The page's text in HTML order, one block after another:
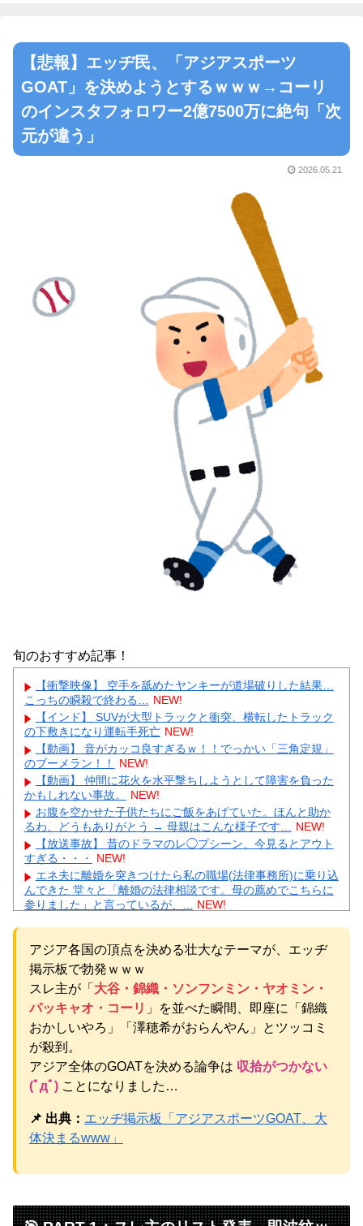
【悲報】エッヂ民、「アジアスポーツ
GOAT」を決めようとするｗｗｗ→コーリ
のインスタフォロワー2億7500万に絶句「次
元が違う」
2026.05.21
旬のおすすめ記事！
【衝撃映像】 空手を舐めたヤンキーが道場破りした結果…
こっちの瞬殺で終わる… NEW!
【インド】 SUVが大型トラックと衝突、横転したトラック
の下敷きになり運転手死亡 NEW!
【動画】 音がカッコ良すぎるｗ！！でっかい「三角定規」
のブーメラン！！
NEW!
【動画】 仲間に花火を水平撃ちしようとして障害を負った
かもしれない事故。
NEW!
お腹を空かせた子供たちにご飯をあげていた。ほんと助か
るわ、どうもありがとう → 母親はこんな様子です… NEW!
【放送事故】 昔のドラマのレ◯プシーン、今見るとアウト
すぎる・・・
NEW!
エネ夫に離婚を突きつけたら私の職場(法律事務所)に乗り込
んできた 堂々と「離婚の法律相談です。母の薦めでこちらに
参りました」と言っているが、... NEW!
外の返事に家族騒然となり… NEW!
嫁と子作り中なんだけどこうなるｗｗｗ
【速報】 『有吉の夏休み』、とんでもない発表をしてしま
う！！！！！
【完全まとめ】親の介護と老後の不安｜ガル民のリアル体
験談を総整理 NEW!
【物議】元TBSアナ山本里菜が離婚報告→”宝物”発言にガル
民総ツッコミｗｗｗ NEW!
元AKB社長、22億円申告漏れ 乃木坂46運営会社の株式を
パチンコ京楽産業に譲渡【ノース・リバー】【窪田康志】
元AKB社長、22億円申告漏れ 乃木坂46運営会社の株式を
パチンコ京楽産業に譲渡【ノース・リバー】【窪田康志】
Powered by livedoor 相互RSS
アジア各国の頂点を決める壮大なテーマが、エッヂ
掲示板で勃発ｗｗｗ
スレ主が「 大谷・錦織・ソンフンミン・ヤオミン・
パッキャオ・コーリ 」を並べた瞬間、即座に「錦織
おかしいやろ」「澤穂希がおらんやん」とツッコミ
が殺到。
アジア全体のGOATを決める論争は 収拾がつかない
(ﾟдﾟ) ことになりました…
📌 出典： エッヂ掲示板「アジアスポーツGOAT、大
体決まるwww」